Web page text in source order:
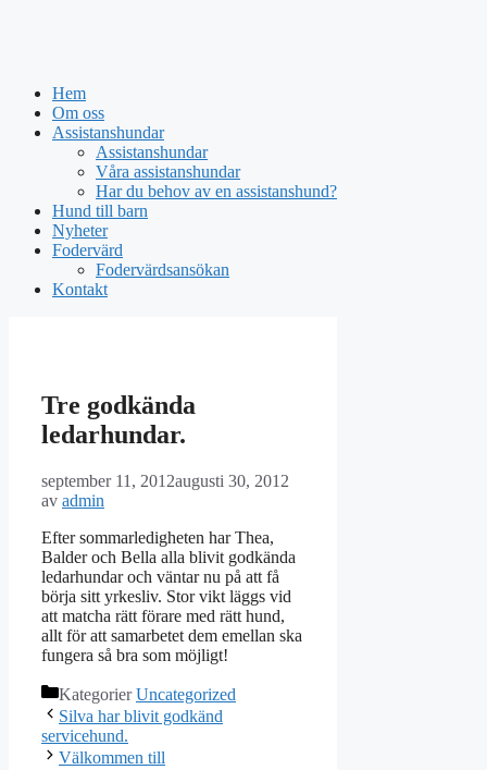
Hem
Om oss
Assistanshundar
Assistanshundar
Våra assistanshundar
Har du behov av en assistanshund?
Hund till barn
Nyheter
Fodervärd
Fodervärdsansökan
Kontakt
Tre godkända
ledarhundar.
september 11, 2012augusti 30, 2012
av admin
Efter sommarledigheten har Thea,
Balder och Bella alla blivit godkända
ledarhundar och väntar nu på att få
börja sitt yrkesliv. Stor vikt läggs vid
att matcha rätt förare med rätt hund,
allt för att samarbetet dem emellan ska
fungera så bra som möjligt!
KategorierUncategorized
Silva har blivit godkänd
servicehund.
Välkommen till